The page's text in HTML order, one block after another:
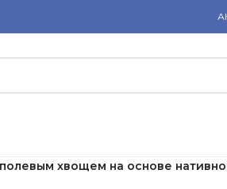
хвощем на основе